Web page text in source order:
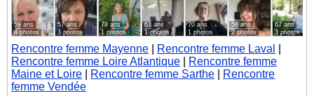
59 ans
4 photos
57 ans
3 photos
78 ans
1 photos
63 ans
1 photos
70 ans
1 photos
58 ans
2 photos
67 ans
3 photos
Rencontre femme Mayenne Rencontre femme Laval
Rencontre femme Loire Atlantique
Rencontre femme
Maine et Loire
Rencontre femme Sarthe
Rencontre
femme Vendée